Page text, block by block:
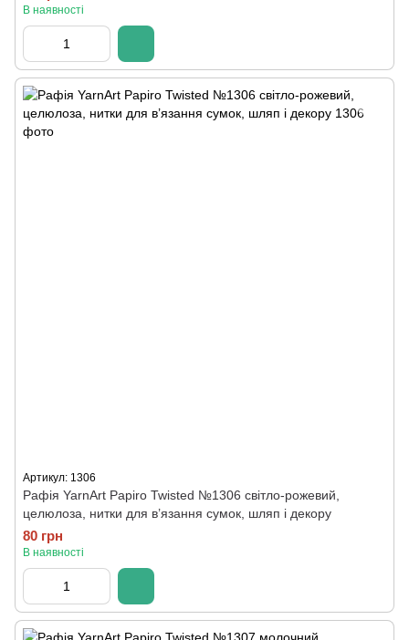
В наявності
Артикул: 1306
Рафія YarnArt Papiro Twisted №1306 світло-рожевий,
целюлоза, нитки для в’язання сумок, шляп і декору
80 грн
В наявності